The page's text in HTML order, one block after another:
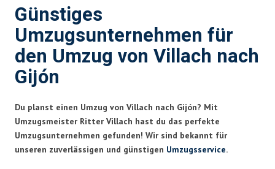
Günstiges
Umzugsunternehmen für
den Umzug von Villach nach
Gijón
Du planst einen Umzug von Villach nach Gijón? Mit
Umzugsmeister Ritter Villach hast du das perfekte
Umzugsunternehmen gefunden! Wir sind bekannt für
unseren zuverlässigen und günstigen Umzugsservice.